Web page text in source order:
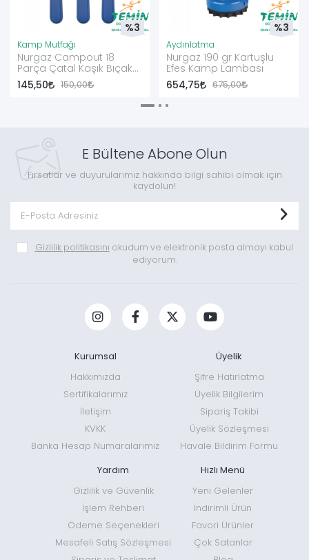
Kamp Mutfağı
Nurgaz Campout 18
Parça Çatal Kaşık Bıçak
Seti
145,50 150,00
%3
Aydınlatma
Nurgaz 190 gr Kartuşlu
Efes Kamp Lambası
654,75
675,00
%3
E Bültene Abone Olun
Fırsatlar ve duyurularımız hakkında bilgi sahibi olmak için
kaydolun!
Gizlilik politikasını okudum ve elektronik posta almayı kabul
ediyorum.
Kurumsal
Hakkımızda
Sertifikalarımız
İletişim
KVKK
Banka Hesap Numaralarımız
Üyelik
Şifre Hatırlatma
Üyelik Bilgilerim
Sipariş Takibi
Üyelik Sözleşmesi
Havale Bildirim Formu
Yardım
Gizlilik ve Güvenlik
İşlem Rehberi
Ödeme Seçenekleri
Mesafeli Satış Sözleşmesi
Hızlı Menü
Yeni Gelenler
İndirimli Ürün
Favori Ürünler
Çok Satanlar